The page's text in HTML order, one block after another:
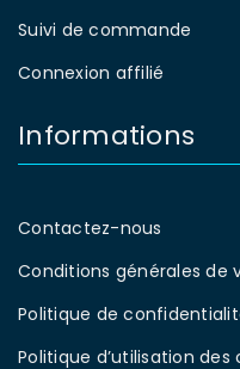
Suivi de commande
Connexion affilié
Informations
Contactez-nous
Conditions générales de
Politique de
Politique d’utilisation des